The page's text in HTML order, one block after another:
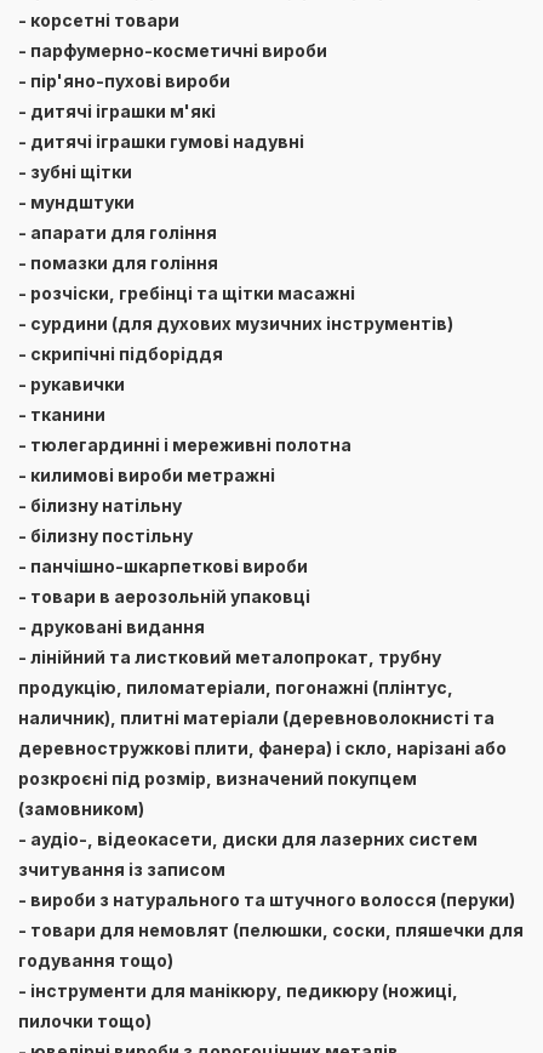
- корсетні товари
- парфумерно-косметичні вироби
- пір'яно-пухові вироби
- дитячі іграшки м'які
- дитячі іграшки гумові надувні
- зубні щітки
- мундштуки
- апарати для гоління
- помазки для гоління
- розчіски, гребінці та щітки масажні
- сурдини (для духових музичних інструментів)
- скрипічні підборіддя
- рукавички
- тканини
- тюлегардинні і мереживні полотна
- килимові вироби метражні
- білизну натільну
- білизну постільну
- панчішно-шкарпеткові вироби
- товари в аерозольній упаковці
- друковані видання
- лінійний та листковий металопрокат, трубну
продукцію, пиломатеріали, погонажні (плінтус,
наличник), плитні матеріали (деревноволокнисті та
деревностружкові плити, фанера) і скло, нарізані або
розкроєні під розмір, визначений покупцем
(замовником)
- аудіо-, відеокасети, диски для лазерних систем
зчитування із записом
- вироби з натурального та штучного волосся (перуки)
- товари для немовлят (пелюшки, соски, пляшечки для
годування тощо)
- інструменти для манікюру, педикюру (ножиці,
пилочки тощо)